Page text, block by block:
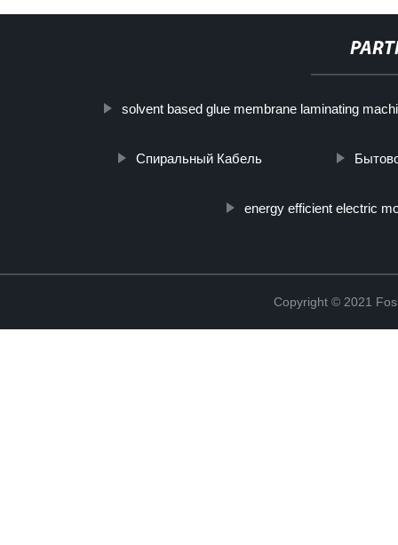
solvent based glue membrane laminating
Спиральный Кабель
energy efficient electric
Copyright © 2021